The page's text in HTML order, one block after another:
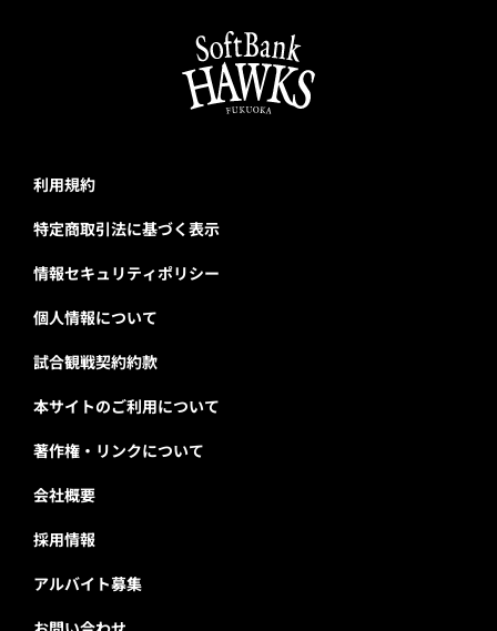
利用規約
特定商取引法に基づく表示
情報セキュリティポリシー
個人情報について
試合観戦契約約款
本サイトのご利用について
著作権・リンクについて
会社概要
採用情報
アルバイト募集